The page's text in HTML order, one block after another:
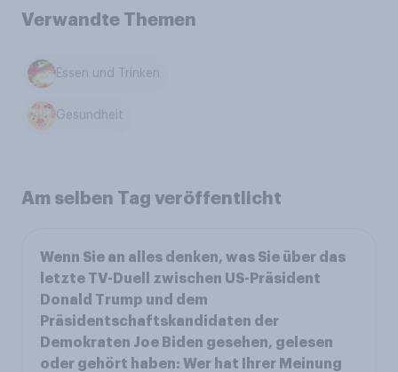
Verwandte Themen
Essen und Trinken
Gesundheit
Am selben Tag veröffentlicht
Wenn Sie an alles denken, was Sie über das
letzte TV-Duell zwischen US-Präsident
Donald Trump und dem
Präsidentschaftskandidaten der
Demokraten Joe Biden gesehen, gelesen
oder gehört haben: Wer hat Ihrer Meinung